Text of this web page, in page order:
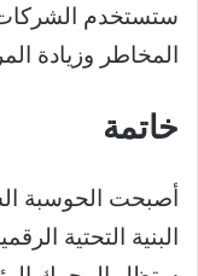
ستستخدم
المخاطر وزيادة
خاتمة
أصبحت الحوسبة
البنية التحتية